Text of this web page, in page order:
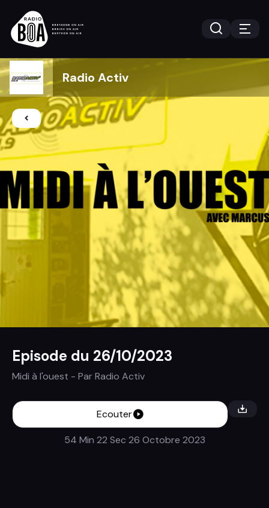
Radio Activ
Episode du 26/10/2023
Midi à l'ouest - ParRadio Activ
Ecouter
54 Min 22 Sec 26 Octobre 2023